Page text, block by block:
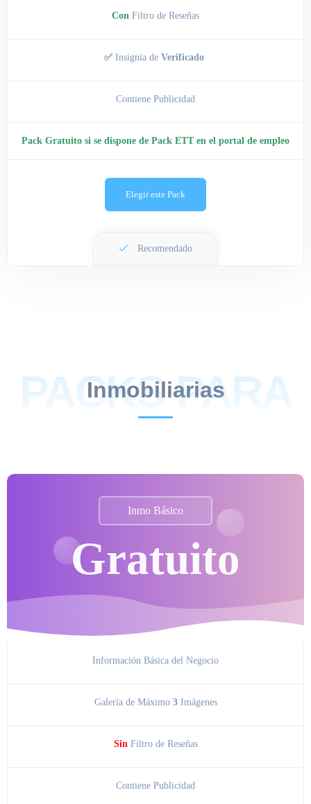
Con Filtro de Reseñas
✅ Insignia de Verificado
Contiene Publicidad
Pack Gratuito si se dispone de Pack ETT en el portal de empleo
Elegir este Pack
Recomendado
Inmobiliarias
PACKS PARA
Inmo Básico
Gratuito
Información Básica del Negocio
Galería de Máximo 3Imágenes
SinFiltro de Reseñas
Contiene Publicidad